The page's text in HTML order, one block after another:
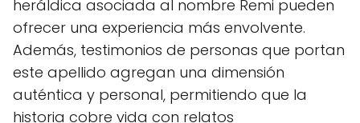
heráldica asociada al nombre Remi pueden
ofrecer una experiencia más envolvente.
Además, testimonios de personas que portan
este apellido agregan una dimensión
auténtica y personal, permitiendo que la
historia cobre vida con relatos